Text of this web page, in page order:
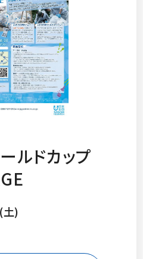
ルドカップ
土)